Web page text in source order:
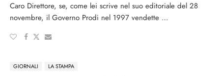
Caro Direttore, se, come lei scrive nel suo editoriale del 28
novembre, il Governo Prodi nel 1997 vendette …
GIORNALI LA STAMPA